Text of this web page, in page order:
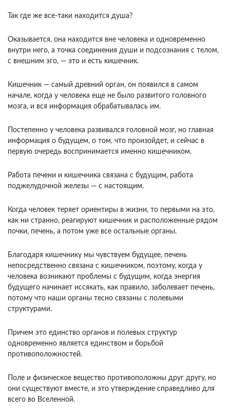
Так где же все-таки находится душа?
Оказывается, она находится вне человека и одновременно
внутри него, а точка соединения души и подсознания с телом,
с внешним эго, — это и есть кишечник.
Кишечник — самый древний орган, он появился в самом
начале, когда у человека еще не было развитого головного
мозга, и вся информация обрабатывалась им.
Постепенно у человека развивался головной мозг, но главная
информация о будущем, о том, что произойдет, и сейчас в
первую очередь воспринимается именно кишечником.
Работа печени и кишечника связана с будущим, работа
поджелудочной железы — с настоящим.
Когда человек теряет ориентиры в жизни, то первыми на это,
как ни странно, реагируют кишечник и расположенные рядом
почки, печень, а потом уже все остальные органы.
Благодаря кишечнику мы чувствуем будущее, печень
непосредственно связана с кишечником, поэтому, когда у
человека возникают проблемы с будущим, когда энергия
будущего начинает иссякать, как правило, заболевает печень,
потому что наши органы тесно связаны с полевыми
структурами.
Причем это единство органов и полевых структур
одновременно является единством и борьбой
противоположностей.
Поле и физическое вещество противоположны друг другу, но
они существуют вместе, и это утверждение справедливо для
всего во Вселенной.